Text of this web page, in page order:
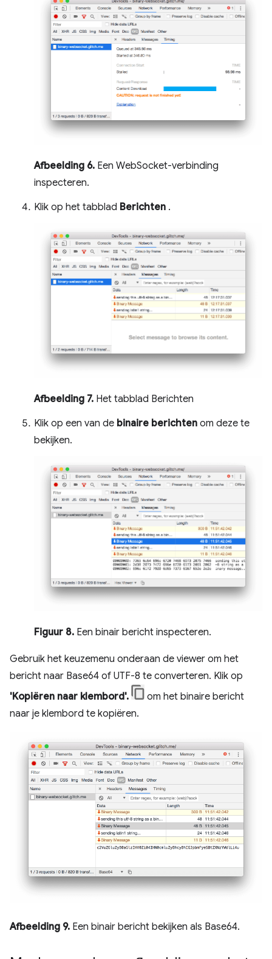
Afbeelding 6. Een WebSocket-verbinding
inspecteren.
Klik op het tabblad Berichten .
Afbeelding 7. Het tabblad Berichten
Klik op een van de binaire berichten om deze te
bekijken.
Figuur 8. Een binair bericht inspecteren.
Gebruik het keuzemenu onderaan de viewer om het
bericht naar Base64 of UTF-8 te converteren. Klik op
'Kopiëren naar klembord'.
om het binaire bericht
naar je klembord te kopiëren.
Afbeelding 9. Een binair bericht bekijken als Base64.